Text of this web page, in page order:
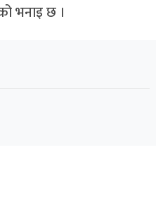
भनाइ छ ।